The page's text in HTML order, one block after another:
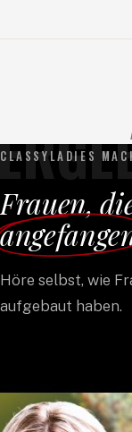
CLASSYLADIES
Frauen,
Höre selbst, wie
aufgebaut haben.